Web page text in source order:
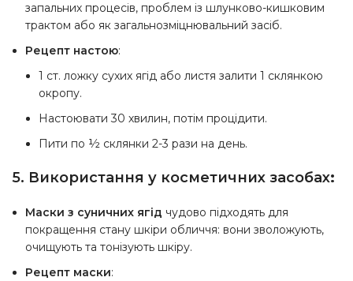
запальних процесів, проблем із шлунково-кишковим
трактом або як загальнозміцнювальний засіб.
Рецепт настою:
1 ст. ложку сухих ягід або листя залити 1 склянкою
окропу.
Настоювати 30 хвилин, потім процідити.
Пити по ½ склянки 2-3 рази на день.
5. Використання у косметичних засобах:
Маски з суничних ягід чудово підходять для
покращення стану шкіри обличчя: вони зволожують,
очищують та тонізують шкіру.
Рецепт маски: